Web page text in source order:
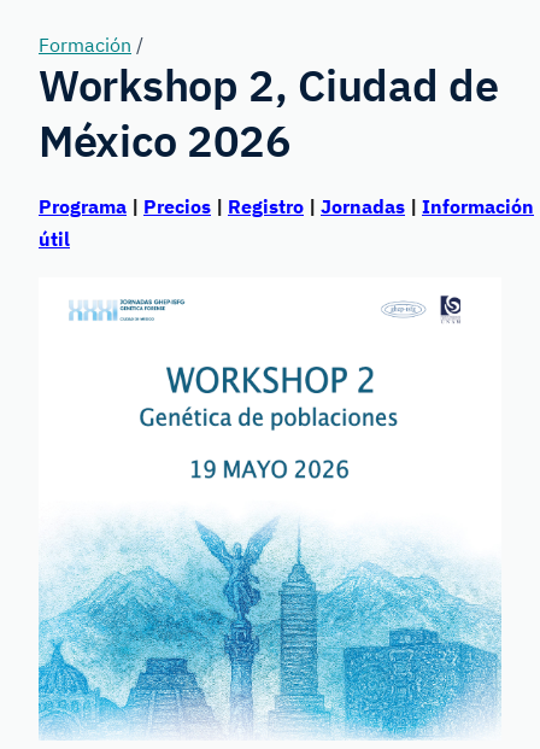
Formación /
Workshop 2, Ciudad de
México 2026
Programa | Precios | Registro | Jornadas | Información
útil